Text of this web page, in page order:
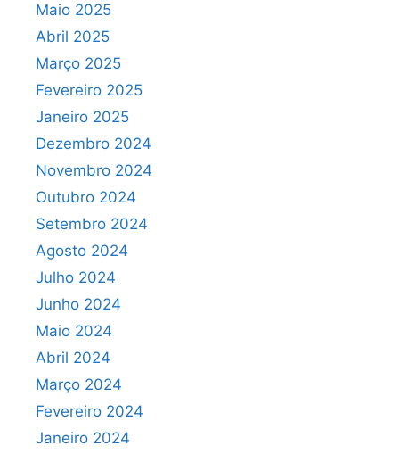
Maio 2025
Abril 2025
Março 2025
Fevereiro 2025
Janeiro 2025
Dezembro 2024
Novembro 2024
Outubro 2024
Setembro 2024
Agosto 2024
Julho 2024
Junho 2024
Maio 2024
Abril 2024
Março 2024
Fevereiro 2024
Janeiro 2024